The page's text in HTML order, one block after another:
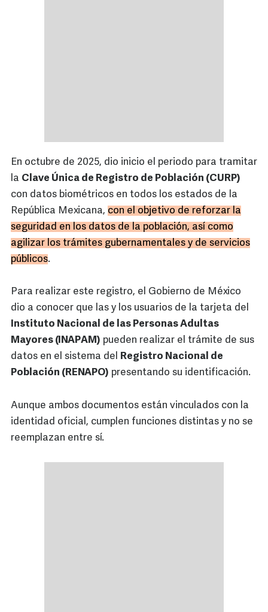
En octubre de 2025, dio inicio el periodo para tramitar
la Clave Única de Registro de Población (CURP)
con datos biométricos en todos los estados de la
República Mexicana, con el objetivo de reforzar la
seguridad en los datos de la población, así como
agilizar los trámites gubernamentales y de servicios
públicos.
Para realizar este registro, el Gobierno de México
dio a conocer que las y los usuarios de la tarjeta del
Instituto Nacional de las Personas Adultas
Mayores (INAPAM) pueden realizar el trámite de sus
datos en el sistema del Registro Nacional de
Población (RENAPO) presentando su identificación.
Aunque ambos documentos están vinculados con la
identidad oficial, cumplen funciones distintas y no se
reemplazan entre sí.